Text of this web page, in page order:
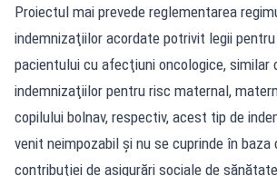
Proiectul mai prevede reglementarea
indemnizaţiilor acordate potrivit legii
pacientului cu afecţiuni oncologice, similar
indemnizaţiilor pentru risc maternal,
copilului bolnav, respectiv, acest tip de
venit neimpozabil şi nu se cuprinde în baza
contribuţiei de asigurări sociale de